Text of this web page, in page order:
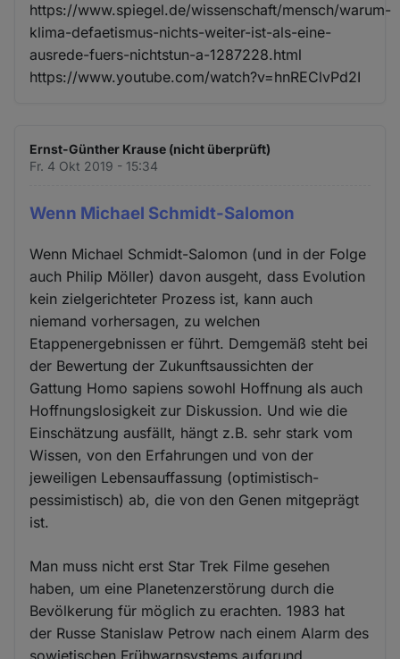
https://www.spiegel.de/wissenschaft/mensch/warum-
klima-defaetismus-nichts-weiter-ist-als-eine-
ausrede-fuers-nichtstun-a-1287228.html
https://www.youtube.com/watch?v=hnREClvPd2I
Ernst-Günther Krause (nicht überprüft)
Fr. 4 Okt 2019 - 15:34
Wenn Michael Schmidt-Salomon
Wenn Michael Schmidt-Salomon (und in der Folge
auch Philip Möller) davon ausgeht, dass Evolution
kein zielgerichteter Prozess ist, kann auch
niemand vorhersagen, zu welchen
Etappenergebnissen er führt. Demgemäß steht bei
der Bewertung der Zukunftsaussichten der
Gattung Homo sapiens sowohl Hoffnung als auch
Hoffnungslosigkeit zur Diskussion. Und wie die
Einschätzung ausfällt, hängt z.B. sehr stark vom
Wissen, von den Erfahrungen und von der
jeweiligen Lebensauffassung (optimistisch-
pessimistisch) ab, die von den Genen mitgeprägt
ist.
Man muss nicht erst Star Trek Filme gesehen
haben, um eine Planetenzerstörung durch die
Bevölkerung für möglich zu erachten. 1983 hat
der Russe Stanislaw Petrow nach einem Alarm des
sowjetischen Frühwarnsystems aufgrund